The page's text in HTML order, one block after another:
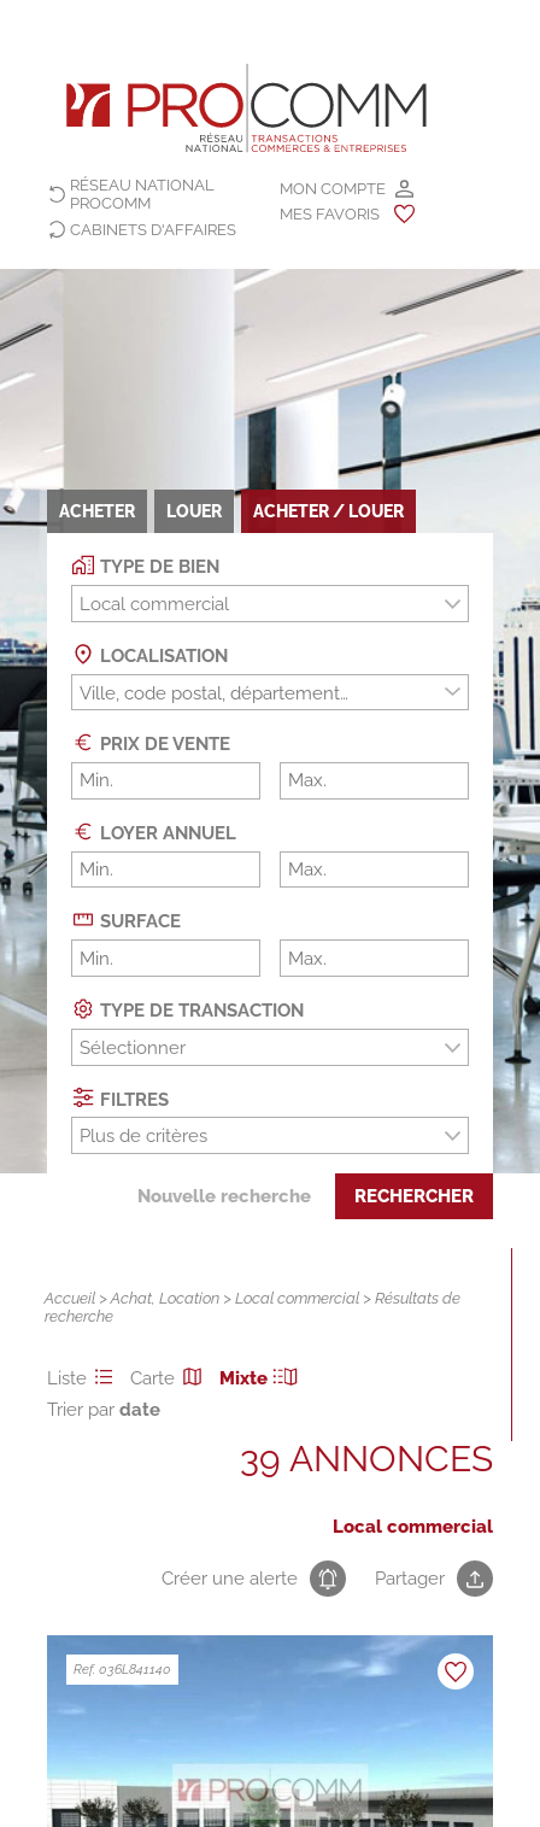
MON COMPTE
MES FAVORIS
RÉSEAU NATIONAL
PROCOMM
CABINETS D'AFFAIRES
ACHETER LOUER ACHETER / LOUER
TYPE DE BIEN
Local commercial
LOCALISATION
PRIX DE VENTE
LOYER ANNUEL
SURFACE
TYPE DE TRANSACTION
Sélectionner
FILTRES
Plus de critères
Nouvelle recherche RECHERCHER
Accueil >Achat,Location >Local commercial > Résultats de
recherche
Liste Carte
Mixte
Trier par
39 ANNONCES
Local commercial
Créer une alerte Partager
Ref. 036L841140